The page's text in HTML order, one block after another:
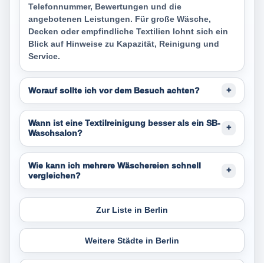
Telefonnummer, Bewertungen und die
angebotenen Leistungen. Für große Wäsche,
Decken oder empfindliche Textilien lohnt sich ein
Blick auf Hinweise zu Kapazität, Reinigung und
Service.
Worauf sollte ich vor dem Besuch achten?
Wann ist eine Textilreinigung besser als ein SB-
Waschsalon?
Wie kann ich mehrere Wäschereien schnell
vergleichen?
Zur Liste in Berlin
Weitere Städte in Berlin